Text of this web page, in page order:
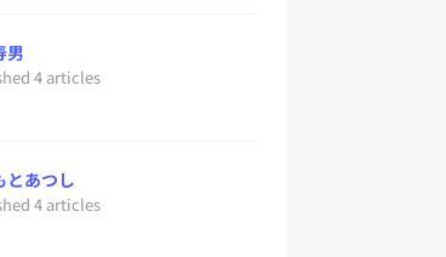
男
4 articles
とあつし
4 articles